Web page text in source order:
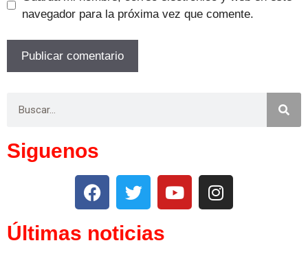
navegador para la próxima vez que comente.
Siguenos
Últimas noticias